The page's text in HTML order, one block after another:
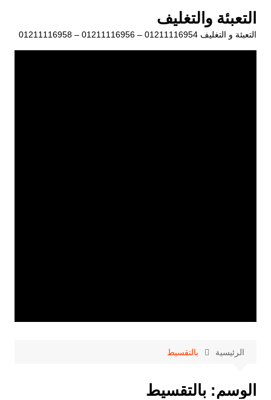
المحتوى
التعبئة والتغليف
التعبئة و التغليف 01211116954 – 01211116956 – 01211116958
الرئيسية بالتقسيط
الوسم: بالتقسيط